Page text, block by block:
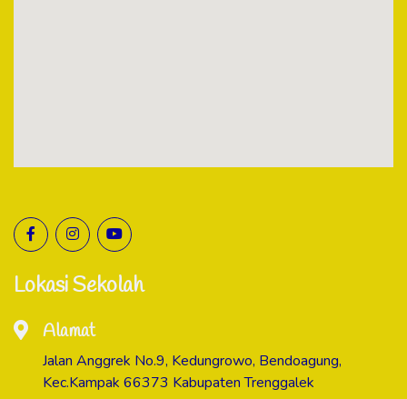
Lokasi Sekolah
Alamat
Jalan Anggrek No.9, Kedungrowo, Bendoagung,
Kec.Kampak 66373 Kabupaten Trenggalek